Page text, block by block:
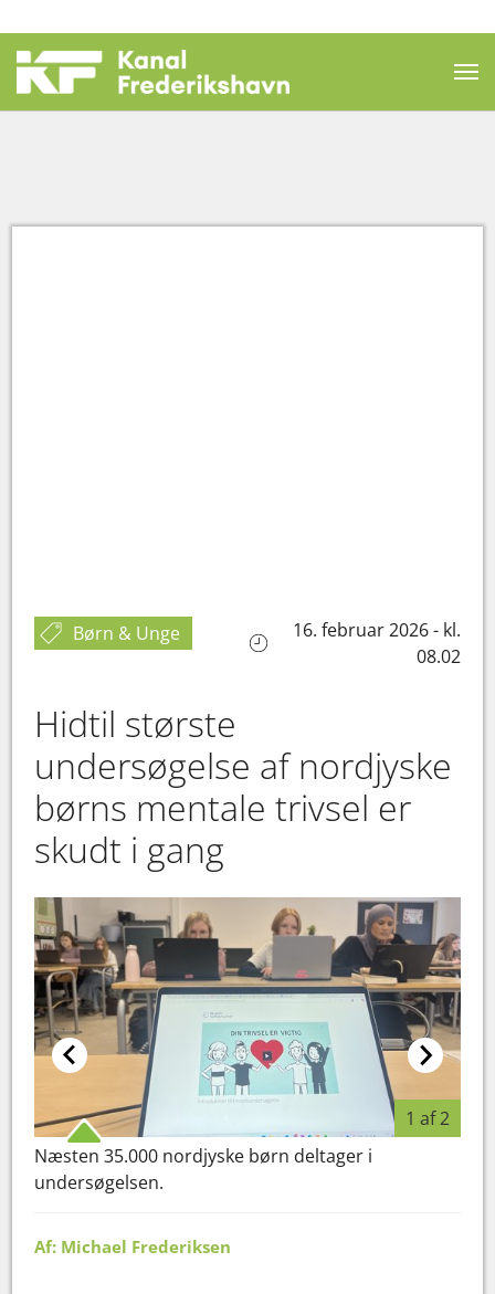
Børn & Unge
16. februar 2026 - kl.
08.02
Hidtil største
undersøgelse af nordjyske
børns mentale trivsel er
skudt i gang
1 af 2
Næsten 35.000 nordjyske børn deltager i
undersøgelsen.
Af: Michael Frederiksen